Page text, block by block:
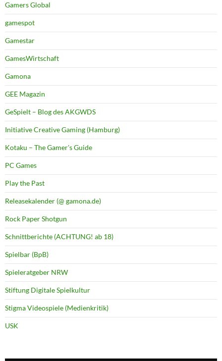
Gamers Global
gamespot
Gamestar
GamesWirtschaft
Gamona
GEE Magazin
GeSpielt – Blog des AKGWDS
Initiative Creative Gaming (Hamburg)
Kotaku – The Gamer's Guide
PC Games
Play the Past
Releasekalender (@ gamona.de)
Rock Paper Shotgun
Schnittberichte (ACHTUNG! ab 18)
Spielbar (BpB)
Spieleratgeber NRW
Stiftung Digitale Spielkultur
Stigma Videospiele (Medienkritik)
USK